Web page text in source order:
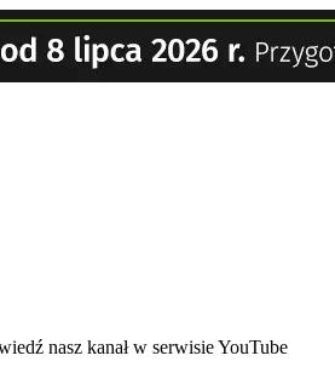
- otwiera się w nowej karcie
nasz kanał w serwisie YouTube